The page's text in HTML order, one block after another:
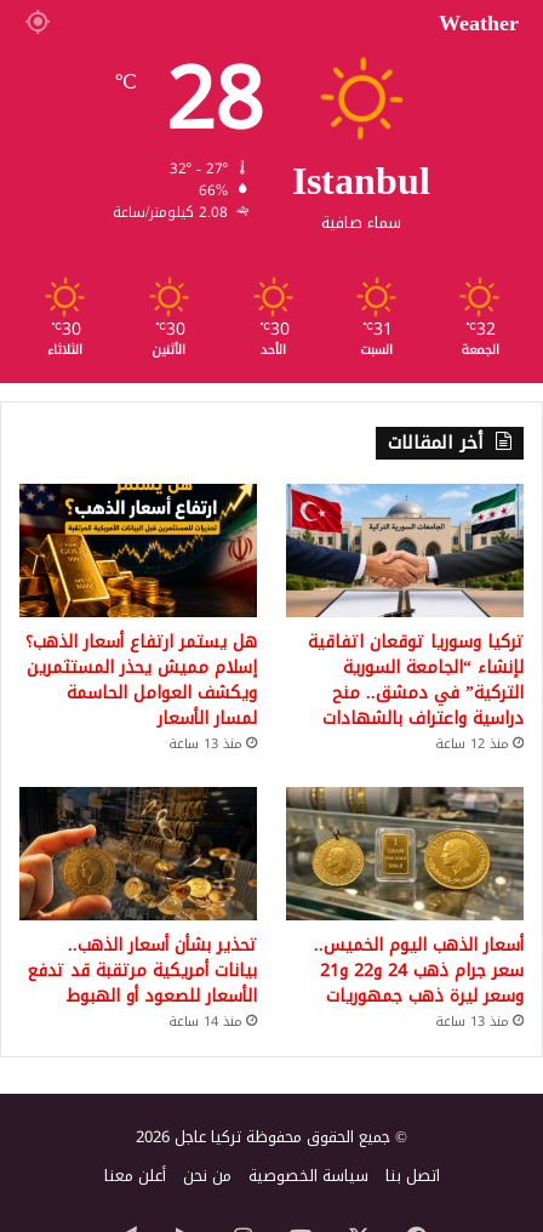
Weather
Istanbul
سماء صافية
28
℃
66%
2.08 كيلومتر/ساعة
32
℃
الجمعة
31
℃
السبت
30
℃
الأحد
30
℃
الأثنين
30
℃
الثلاثاء
أخر المقالات
تركيا وسوريا توقعان اتفاقية
لإنشاء “الجامعة السورية
التركية” في دمشق.. منح
دراسية واعتراف بالشهادات
منذ 12 ساعة
هل يستمر ارتفاع أسعار الذهب؟
إسلام مميش يحذر المستثمرين
ويكشف العوامل الحاسمة
لمسار الأسعار
منذ 13 ساعة
أسعار الذهب اليوم الخميس..
سعر جرام ذهب 24 و22 و21
وسعر ليرة ذهب جمهوريات
منذ 13 ساعة
تحذير بشأن أسعار الذهب..
بيانات أمريكية مرتقبة قد تدفع
الأسعار للصعود أو الهبوط
منذ 14 ساعة
© جميع الحقوق محفوظة تركيا عاجل 2026
اتصل بنا سياسة الخصوصية من نحن أعلن معنا